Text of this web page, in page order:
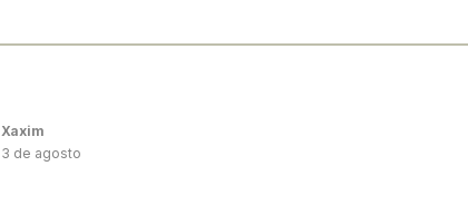
Xaxim
3 de agosto